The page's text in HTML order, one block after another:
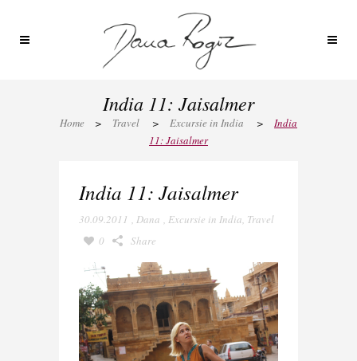
India 11: Jaisalmer
Home > Travel > Excursie in India >
India
11: Jaisalmer
India 11: Jaisalmer
30.09.2011 , Dana , Excursie in India, Travel
0
Share